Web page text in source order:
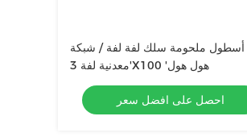
أسطول ملحومة سلك لفة لفة / شبكة
معدنية لفة 3'X100 'هول هول
احصل على افضل سعر